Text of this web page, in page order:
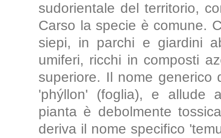
sudorientale del territorio,
Carso la specie è comune.
siepi, in parchi e giardini
umiferi, ricchi in composti
superiore. Il nome generico
'phýllon' (foglia), e allude
pianta è debolmente
deriva il nome specifico